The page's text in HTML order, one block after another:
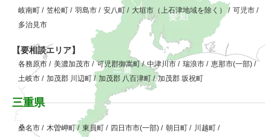
岐南町 / 笠松町 / 羽島市 / 安八町 / 大垣市（上石津地域を除く） / 可児市 /
多治見市
【要相談エリア】
各務原市 / 美濃加茂市 / 可児郡御嵩町/ 中津川市 / 瑞浪市 / 恵那市(一部) /
土岐市 / 加茂郡 川辺町/ 加茂郡 八百津町 / 加茂郡 坂祝町
三重県
桑名市 / 木曽岬町/ 東員町 / 四日市市(一部) / 朝日町 / 川越町 /